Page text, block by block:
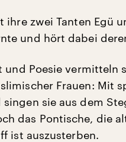
ihre zwei Tanten Egü
und hört dabei
und Poesie vermitteln
Frauen: Mit
sie aus dem
das Pontische, die
ist auszusterben.